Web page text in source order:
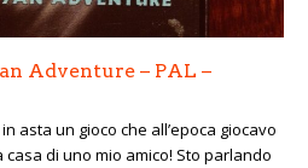
Adventure – PAL –
asta un gioco che all’epoca giocavo
di uno mio amico! Sto parlando